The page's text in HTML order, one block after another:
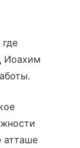
Иоахим
атташе